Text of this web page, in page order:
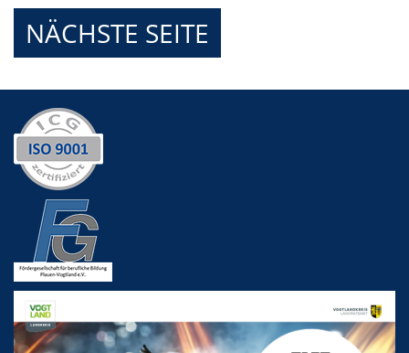
NÄCHSTE SEITE